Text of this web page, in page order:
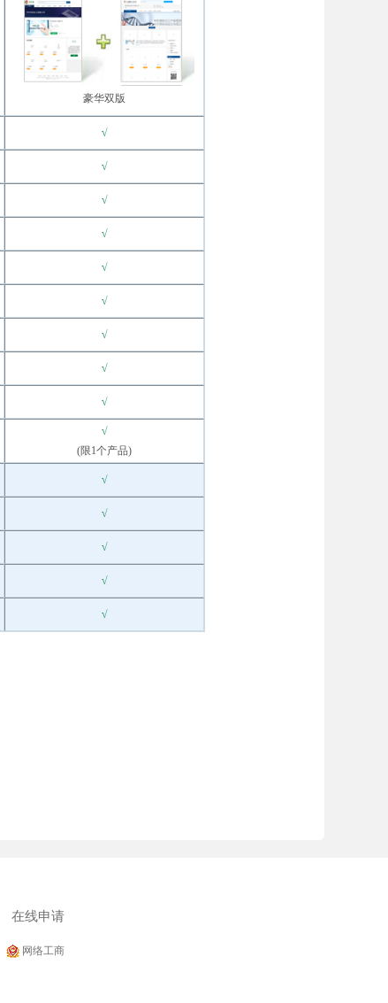
在线申请
网络工商